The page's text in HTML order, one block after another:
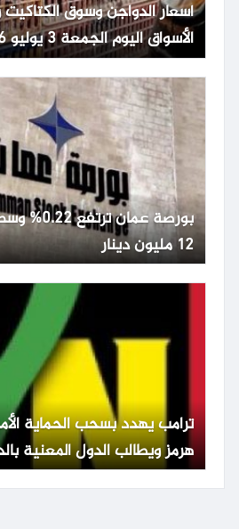
أسعار الدواجن وسوق
الأسواق اليوم الجمعة 3 يوليو 2026
بورصة عمان
12 مليون دينار
ترامب يهدد بسحب الحماية
هرمز ويطالب الدول المعنية